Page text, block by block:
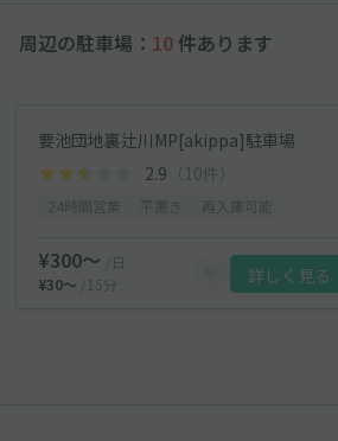
周辺の駐車場： 10 件あります
要池団地裏辻川MP[akippa]駐車場
2.9 （10件）
¥300〜
/日
¥30〜
/15分 詳しく見る